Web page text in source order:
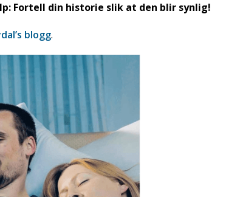
Fortell din historie slik at den blir synlig!
blogg.